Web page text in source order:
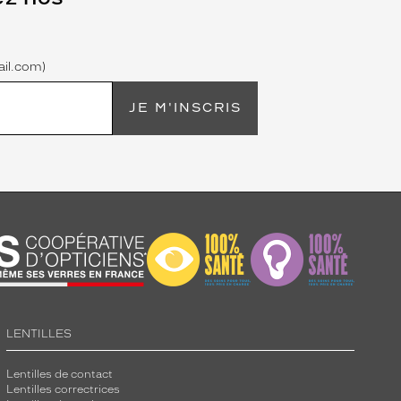
JE M'INSCRIS
LENTILLES
Lentilles de contact
Lentilles correctrices